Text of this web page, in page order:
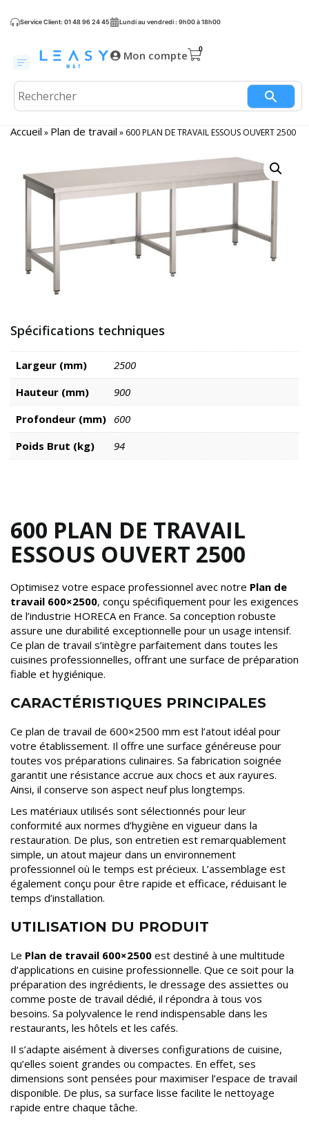
Service Client: 01 48 96 24 45 Lundi au vendredi : 9h00 à 18h00
Mon compte
Accueil » Plan de travail » 600 PLAN DE TRAVAIL ESSOUS OUVERT 2500
Spécifications techniques
Largeur (mm)
2500
Hauteur (mm)
900
Profondeur (mm) 600
Poids Brut (kg)
94
600 PLAN DE TRAVAIL
ESSOUS OUVERT 2500
Optimisez votre espace professionnel avec notre Plan de
travail 600×2500, conçu spécifiquement pour les exigences
de l’industrie HORECA en France. Sa conception robuste
assure une durabilité exceptionnelle pour un usage intensif.
Ce plan de travail s’intègre parfaitement dans toutes les
cuisines professionnelles, offrant une surface de préparation
fiable et hygiénique.
CARACTÉRISTIQUES PRINCIPALES
Ce plan de travail de 600×2500 mm est l’atout idéal pour
votre établissement. Il offre une surface généreuse pour
toutes vos préparations culinaires. Sa fabrication soignée
garantit une résistance accrue aux chocs et aux rayures.
Ainsi, il conserve son aspect neuf plus longtemps.
Les matériaux utilisés sont sélectionnés pour leur
conformité aux normes d’hygiène en vigueur dans la
restauration. De plus, son entretien est remarquablement
simple, un atout majeur dans un environnement
professionnel où le temps est précieux. L’assemblage est
également conçu pour être rapide et efficace, réduisant le
temps d’installation.
UTILISATION DU PRODUIT
Le Plan de travail 600×2500 est destiné à une multitude
d’applications en cuisine professionnelle. Que ce soit pour la
préparation des ingrédients, le dressage des assiettes ou
comme poste de travail dédié, il répondra à tous vos
besoins. Sa polyvalence le rend indispensable dans les
restaurants, les hôtels et les cafés.
Il s’adapte aisément à diverses configurations de cuisine,
qu’elles soient grandes ou compactes. En effet, ses
dimensions sont pensées pour maximiser l’espace de travail
disponible. De plus, sa surface lisse facilite le nettoyage
rapide entre chaque tâche.